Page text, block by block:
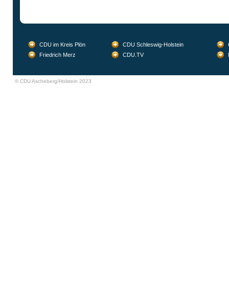
CDU im Kreis Plön CDU Schleswig-Holstein
Friedrich Merz
CDU.TV
© CDU Ascheberg/Holstein 2023